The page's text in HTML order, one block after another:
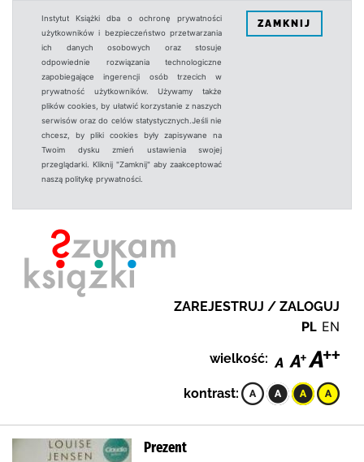
Instytut Książki dba o ochronę prywatności
użytkowników i bezpieczeństwo przetwarzania
ich danych osobowych oraz stosuje
odpowiednie rozwiązania technologiczne
zapobiegające ingerencji osób trzecich w
prywatność użytkowników. Używamy także
plików cookies, by ułatwić korzystanie z naszych
serwisów oraz do celów statystycznych.Jeśli nie
chcesz, by pliki cookies były zapisywane na
Twoim dysku zmień ustawienia swojej
przeglądarki. Kliknij "Zamknij" aby zaakceptować
naszą politykę prywatności.
ZAMKNIJ
ZAREJESTRUJ / ZALOGUJ
PL EN
wielkość:
kontrast:
Prezent